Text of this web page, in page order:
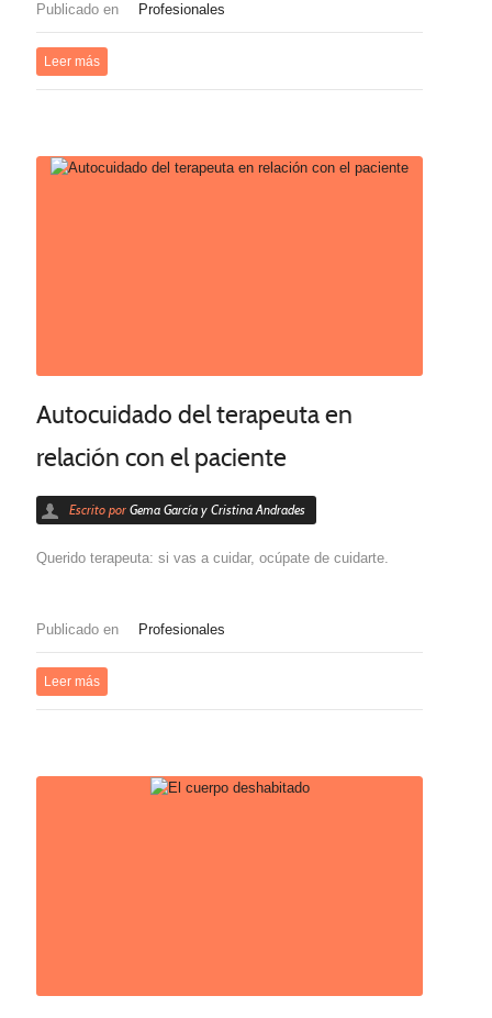
Publicado en Profesionales
Leer más
Autocuidado del terapeuta en
relación con el paciente
Escrito por Gema García y Cristina Andrades
Querido terapeuta: si vas a cuidar, ocúpate de cuidarte.
Publicado en Profesionales
Leer más